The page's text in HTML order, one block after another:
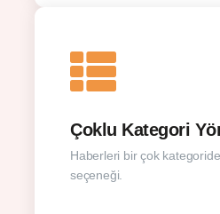
Çoklu Kategori
Haberleri bir çok
seçeneği.